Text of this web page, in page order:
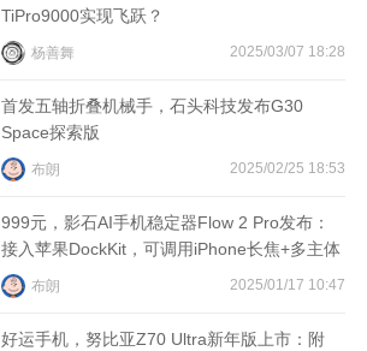
TiPro9000实现飞跃？
杨善舞 2025/03/07 18:28
首发五轴折叠机械手，石头科技发布G30
Space探索版
布朗 2025/02/25 18:53
999元，影石AI手机稳定器Flow 2 Pro发布：
接入苹果DockKit，可调用iPhone长焦+多主体
追踪
布朗 2025/01/17 10:47
好运手机，努比亚Z70 Ultra新年版上市：附